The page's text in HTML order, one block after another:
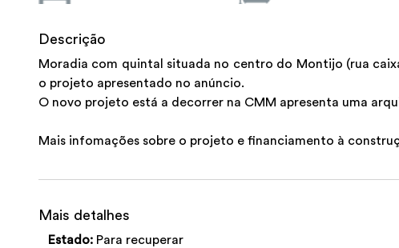
Descrição
Moradia com quintal situada no centro do Montijo (rua
o projeto apresentado no anúncio.
O novo projeto está a decorrer na CMM apresenta uma
Mais infomações sobre o projeto e financiamento à
Mais detalhes
Estado: Para recuperar